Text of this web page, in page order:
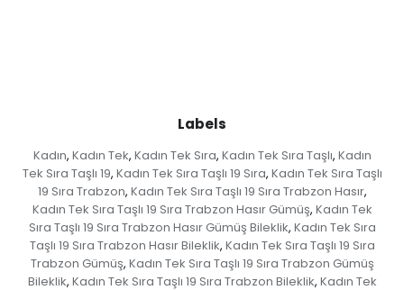
Labels
Kadın, Kadın Tek, Kadın Tek Sıra, Kadın Tek Sıra Taşlı, Kadın
Tek Sıra Taşlı 19, Kadın Tek Sıra Taşlı 19 Sıra, Kadın Tek Sıra Taşlı
19 Sıra Trabzon, Kadın Tek Sıra Taşlı 19 Sıra Trabzon Hasır,
Kadın Tek Sıra Taşlı 19 Sıra Trabzon Hasır Gümüş, Kadın Tek
Sıra Taşlı 19 Sıra Trabzon Hasır Gümüş Bileklik, Kadın Tek Sıra
Taşlı 19 Sıra Trabzon Hasır Bileklik, Kadın Tek Sıra Taşlı 19 Sıra
Trabzon Gümüş, Kadın Tek Sıra Taşlı 19 Sıra Trabzon Gümüş
Bileklik, Kadın Tek Sıra Taşlı 19 Sıra Trabzon Bileklik, Kadın Tek